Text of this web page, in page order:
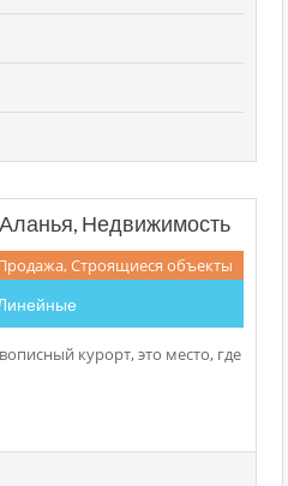
Недвижимость
Строящиеся объекты
курорт, это место, где